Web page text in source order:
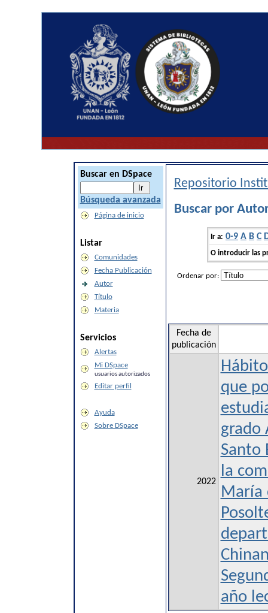
Buscar en DSpace
Búsqueda avanzada
Página de inicio
Listar
Comunidades
Fecha Publicación
Autor
Título
Materia
Servicios
Alertas
Mi DSpace
usuarios autorizados
Editar perfil
Ayuda
Sobre DSpace
Repositorio
Buscar por
Ir a: 0-9 A B C
O introducir las
Ordenar por:
Fecha de
publicación
2022
que
grado
Santo
la
María
año